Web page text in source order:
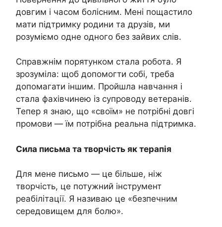
довгим і часом болісним. Мені пощастило
мати підтримку родини та друзів, ми
розуміємо одне одного без зайвих слів.
Справжнім порятунком стала робота. Я
зрозуміла: щоб допомогти собі, треба
допомагати іншим. Пройшла навчання і
стала фахівчинею із супроводу ветеранів.
Тепер я знаю, що «своїм» не потрібні довгі
промови — їм потрібна реальна підтримка.
Сила письма та творчість як терапія
Для мене письмо — це більше, ніж
творчість, це потужний інструмент
реабілітації. Я називаю це «безпечним
середовищем для болю».